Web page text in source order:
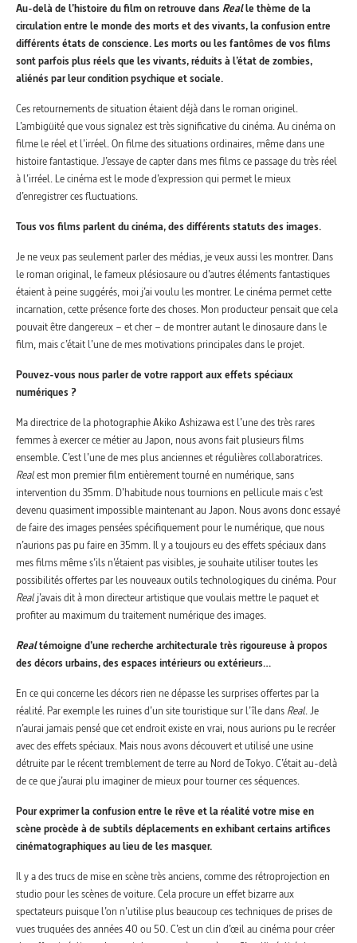
Au-delà de l’histoire du film on retrouve dans Realle thème de la
circulation entre le monde des morts et des vivants, la confusion entre
différents états de conscience. Les morts ou les fantômes de vos films
sont parfois plus réels que les vivants, réduits à l’état de zombies,
aliénés par leur condition psychique et sociale.
Ces retournements de situation étaient déjà dans le roman originel.
L’ambigüité que vous signalez est très significative du cinéma. Au cinéma on
filme le réel et l’irréel. On filme des situations ordinaires, même dans une
histoire fantastique. J’essaye de capter dans mes films ce passage du très réel
à l’irréel. Le cinéma est le mode d’expression qui permet le mieux
d’enregistrer ces fluctuations.
Tous vos films parlent du cinéma, des différents statuts des images.
Je ne veux pas seulement parler des médias, je veux aussi les montrer. Dans
le roman original, le fameux plésiosaure ou d’autres éléments fantastiques
étaient à peine suggérés, moi j’ai voulu les montrer. Le cinéma permet cette
incarnation, cette présence forte des choses. Mon producteur pensait que cela
pouvait être dangereux – et cher – de montrer autant le dinosaure dans le
film, mais c’était l’une de mes motivations principales dans le projet.
Pouvez-vous nous parler de votre rapport aux effets spéciaux
numériques ?
Ma directrice de la photographie Akiko Ashizawa est l’une des très rares
femmes à exercer ce métier au Japon, nous avons fait plusieurs films
ensemble. C’est l’une de mes plus anciennes et régulières collaboratrices.
Realest mon premier film entièrement tourné en numérique, sans
intervention du 35mm. D’habitude nous tournions en pellicule mais c’est
devenu quasiment impossible maintenant au Japon. Nous avons donc essayé
de faire des images pensées spécifiquement pour le numérique, que nous
n’aurions pas pu faire en 35mm. Il y a toujours eu des effets spéciaux dans
mes films même s’ils n’étaient pas visibles, je souhaite utiliser toutes les
possibilités offertes par les nouveaux outils technologiques du cinéma. Pour
Real j’avais dit à mon directeur artistique que voulais mettre le paquet et
profiter au maximum du traitement numérique des images.
Realtémoigne d’une recherche architecturale très rigoureuse à propos
des décors urbains, des espaces intérieurs ou extérieurs…
En ce qui concerne les décors rien ne dépasse les surprises offertes par la
réalité. Par exemple les ruines d’un site touristique sur l’île dans Real. Je
n’aurai jamais pensé que cet endroit existe en vrai, nous aurions pu le recréer
avec des effets spéciaux. Mais nous avons découvert et utilisé une usine
détruite par le récent tremblement de terre au Nord de Tokyo. C’était au-delà
de ce que j’aurai plu imaginer de mieux pour tourner ces séquences.
Pour exprimer la confusion entre le rêve et la réalité votre mise en
scène procède à de subtils déplacements en exhibant certains artifices
cinématographiques au lieu de les masquer.
Il y a des trucs de mise en scène très anciens, comme des rétroprojection en
studio pour les scènes de voiture. Cela procure un effet bizarre aux
spectateurs puisque l’on n’utilise plus beaucoup ces techniques de prises de
vues truquées des années 40 ou 50. C’est un clin d’œil au cinéma pour créer